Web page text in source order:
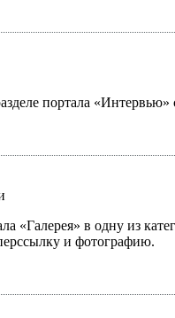
портала
«Галерея» в одну из
и фотографию.